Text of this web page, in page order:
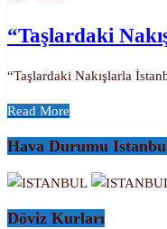
“Taşlardaki
“Taşlardaki Nakışlarla
Read More
Hava Durumu
Döviz Kurları